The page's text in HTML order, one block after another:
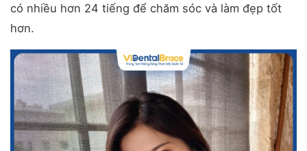
có nhiều hơn 24 tiếng để chăm sóc và làm đẹp tốt
hơn.